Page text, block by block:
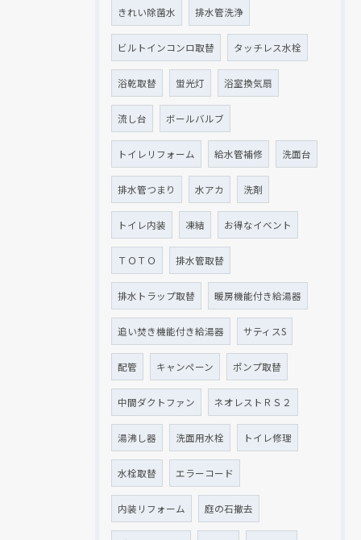
きれい除菌水 排水管洗浄
ビルトインコンロ取替 タッチレス水栓
浴乾取替 蛍光灯 浴室換気扇
流し台 ボールバルブ
トイレリフォーム 給水管補修 洗面台
排水管つまり 水アカ 洗剤
トイレ内装 凍結 お得なイベント
ＴＯＴＯ 排水管取替
排水トラップ取替 暖房機能付き給湯器
追い焚き機能付き給湯器 サティスS
配管 キャンペーン ポンプ取替
中間ダクトファン ネオレストＲＳ２
湯沸し器 洗面用水栓 トイレ修理
水栓取替 エラーコード
内装リフォーム 庭の石撤去